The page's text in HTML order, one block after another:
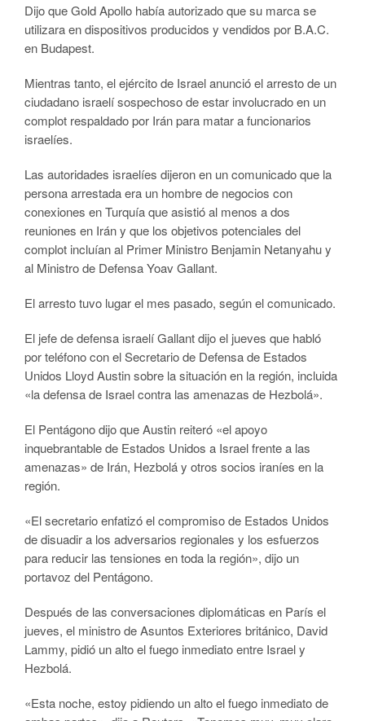
Dijo que Gold Apollo había autorizado que su marca se
utilizara en dispositivos producidos y vendidos por B.A.C.
en Budapest.
Mientras tanto, el ejército de Israel anunció el arresto de un
ciudadano israelí sospechoso de estar involucrado en un
complot respaldado por Irán para matar a funcionarios
israelíes.
Las autoridades israelíes dijeron en un comunicado que la
persona arrestada era un hombre de negocios con
conexiones en Turquía que asistió al menos a dos
reuniones en Irán y que los objetivos potenciales del
complot incluían al Primer Ministro Benjamin Netanyahu y
al Ministro de Defensa Yoav Gallant.
El arresto tuvo lugar el mes pasado, según el comunicado.
El jefe de defensa israelí Gallant dijo el jueves que habló
por teléfono con el Secretario de Defensa de Estados
Unidos Lloyd Austin sobre la situación en la región, incluida
«la defensa de Israel contra las amenazas de Hezbolá».
El Pentágono dijo que Austin reiteró «el apoyo
inquebrantable de Estados Unidos a Israel frente a las
amenazas» de Irán, Hezbolá y otros socios iraníes en la
región.
«El secretario enfatizó el compromiso de Estados Unidos
de disuadir a los adversarios regionales y los esfuerzos
para reducir las tensiones en toda la región», dijo un
portavoz del Pentágono.
Después de las conversaciones diplomáticas en París el
jueves, el ministro de Asuntos Exteriores británico, David
Lammy, pidió un alto el fuego inmediato entre Israel y
Hezbolá.
«Esta noche, estoy pidiendo un alto el fuego inmediato de